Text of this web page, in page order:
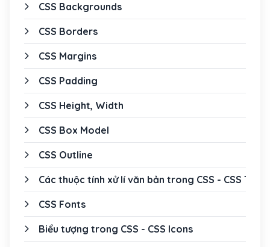
CSS Backgrounds
CSS Borders
CSS Margins
CSS Padding
CSS Height, Width
CSS Box Model
CSS Outline
Các thuộc tính xử lí văn bản trong CSS - CSS Text
CSS Fonts
Biểu tượng trong CSS - CSS Icons